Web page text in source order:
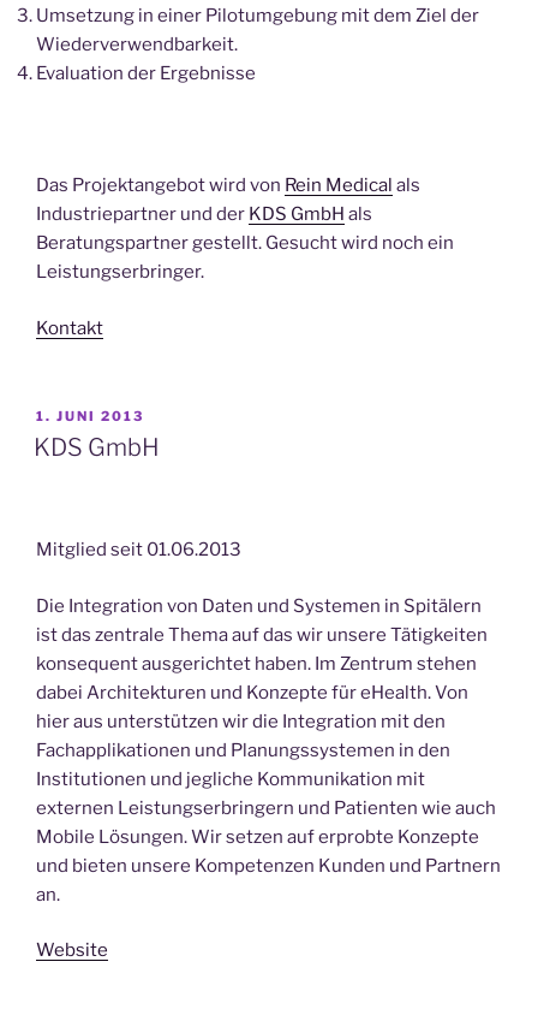
Umsetzung in einer Pilotumgebung mit dem Ziel der
Wiederverwendbarkeit.
Evaluation der Ergebnisse
Das Projektangebot wird von Rein Medical als
Industriepartner und der KDS GmbH als
Beratungspartner gestellt. Gesucht wird noch ein
Leistungserbringer.
Kontakt
VERÖFFENTLICHT
AM
1. JUNI 2013
KDS GmbH
Mitglied seit 01.06.2013
Die Integration von Daten und Systemen in Spitälern
ist das zentrale Thema auf das wir unsere Tätigkeiten
konsequent ausgerichtet haben. Im Zentrum stehen
dabei Architekturen und Konzepte für eHealth. Von
hier aus unterstützen wir die Integration mit den
Fachapplikationen und Planungssystemen in den
Institutionen und jegliche Kommunikation mit
externen Leistungserbringern und Patienten wie auch
Mobile Lösungen. Wir setzen auf erprobte Konzepte
und bieten unsere Kompetenzen Kunden und Partnern
an.
Website